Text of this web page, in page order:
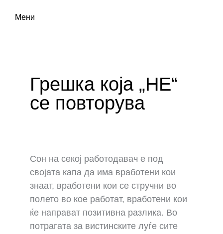
Мени
Грешка која „НЕ“
се повторува
Сон на секој работодавач е под
својата капа да има вработени кои
знаат, вработени кои се стручни во
полето во кое работат, вработени кои
ќе направат позитивна разлика. Во
потрагата за вистинските луѓе сите